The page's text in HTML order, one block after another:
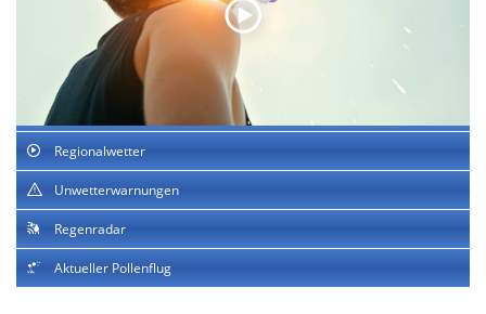
Regionalwetter
Unwetterwarnungen
Regenradar
Aktueller Pollenflug